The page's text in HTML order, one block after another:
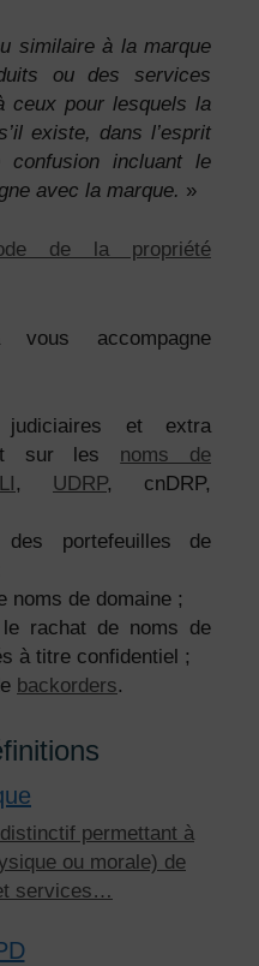
similaire à la marque
ou des services
ceux pour lesquels la
existe, dans l’esprit
incluant le
avec la marque. »
de la propriété
vous accompagne
judiciaires et extra
sur les noms de
, UDRP, cnDRP,
des portefeuilles de
noms de domaine ;
rachat de noms de
à titre confidentiel ;
backorders.
permettant à
ou morale) de
services…